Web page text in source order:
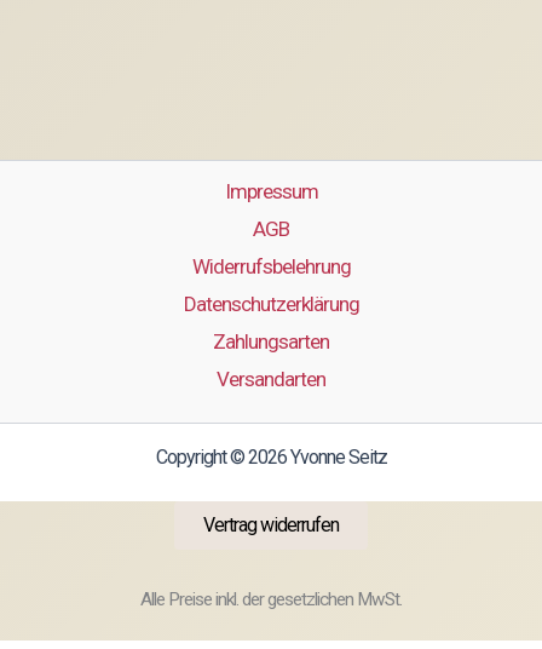
Impressum
AGB
Widerrufsbelehrung
Datenschutzerklärung
Zahlungsarten
Versandarten
Copyright © 2026 Yvonne Seitz
Vertrag widerrufen
Alle Preise inkl. der gesetzlichen MwSt.